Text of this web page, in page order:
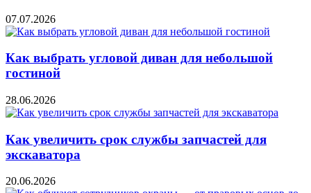
07.07.2026
Как выбрать угловой диван для небольшой
гостиной
28.06.2026
Как увеличить срок службы запчастей для
экскаватора
20.06.2026